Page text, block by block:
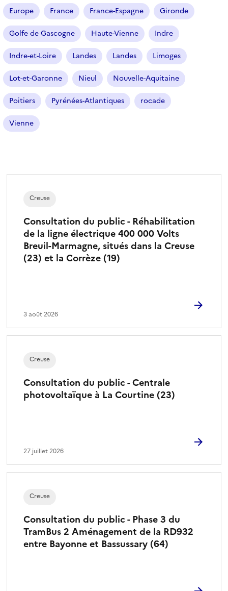
f
i
l
t
r
e
s
é
l
e
c
n
Europe France France-Espagne Gironde
Golfe de Gascogne Haute-Vienne Indre
Indre-et-Loire Landes Landes Limoges
Lot-et-Garonne Nieul Nouvelle-Aquitaine
Poitiers Pyrénées-Atlantiques rocade
Vienne
Consultation du public - Réhabilitation
de la ligne électrique 400 000 Volts
Breuil-Marmagne, situés dans la Creuse
(23) et la Corrèze (19)
Creuse
3 août 2026
Consultation du public - Centrale
photovoltaïque à La Courtine (23)
Creuse
27 juillet 2026
Consultation du public - Phase 3 du
TramBus 2 Aménagement de la RD932
entre Bayonne et Bassussary (64)
Creuse